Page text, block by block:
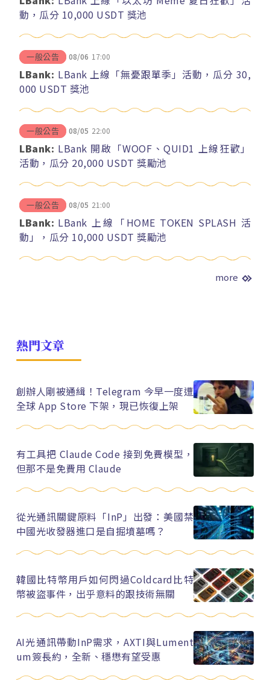
動，瓜分 10,000 USDT 獎池
一般公告 08/06 17:00
LBank: LBank 上線「無憂跟單季」活動，瓜分 30,
000 USDT 獎池
一般公告 08/05 22:00
LBank: LBank 開啟「WOOF、QUID1 上線狂歡」
活動，瓜分 20,000 USDT 獎勵池
一般公告 08/05 21:00
LBank: LBank 上線「HOME TOKEN SPLASH 活
動」，瓜分 10,000 USDT 獎勵池
more
熱門文章
創辦人剛被通緝！Telegram 今早一度遭
全球 App Store 下架，現已恢復上架
有工具把 Claude Code 接到免費模型，
但那不是免費用 Claude
從光通訊關鍵原料「InP」出發：美國禁
中國光收發器進口是自掘墳墓嗎？
韓國比特幣用戶如何閃過Coldcard比特
幣被盜事件，出乎意料的跟技術無關
AI光通訊帶動InP需求，AXTI與Lument
um簽長約，全新、穩懋有望受惠